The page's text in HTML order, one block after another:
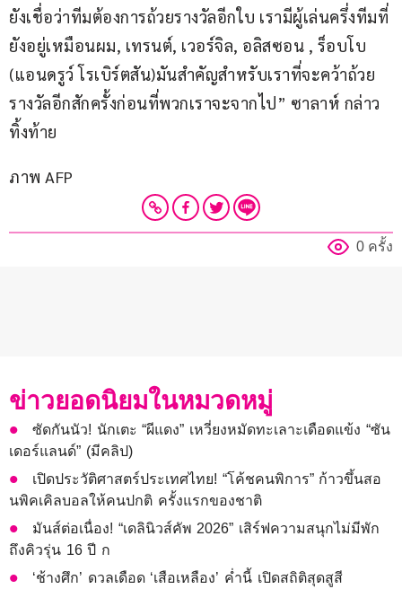
ยังเชื่อว่าทีมต้องการถ้วยรางวัลอีกใบ เรามีผู้เล่นครึ่งทีมที่
ยังอยู่เหมือนผม, เทรนต์, เวอร์จิล, อลิสซอน , ร็อบโบ
(แอนดรูว์ โรเบิร์ตสัน)มันสำคัญสำหรับเราที่จะคว้าถ้วย
รางวัลอีกสักครั้งก่อนที่พวกเราจะจากไป” ซาลาห์ กล่าว
ทิ้งท้าย
ภาพ AFP
0 ครั้ง
ข่าวยอดนิยมในหมวดหมู่
ซัดกันนัว! นักเตะ “ผีแดง” เหวี่ยงหมัดทะเลาะเดือดแข้ง “ซัน
เดอร์แลนด์” (มีคลิป)
เปิดประวัติศาสตร์ประเทศไทย! “โค้ชคนพิการ” ก้าวขึ้นสอ
นพิคเคิลบอลให้คนปกติ ครั้งแรกของชาติ
มันส์ต่อเนื่อง! “เดลินิวส์คัพ 2026” เสิร์ฟความสนุกไม่มีพัก
ถึงคิวรุ่น 16 ปี ก
‘ช้างศึก’ ดวลเดือด ‘เสือเหลือง’ ค่ำนี้ เปิดสถิติสุดสูสี